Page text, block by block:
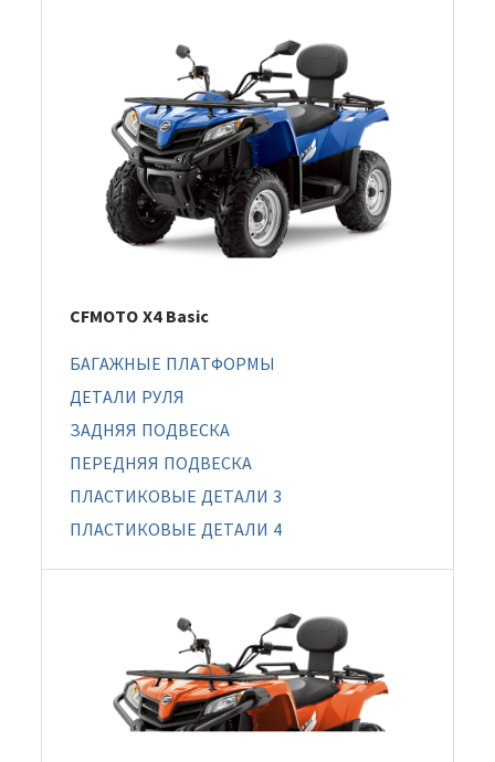
CFMOTO X4 Basic
БАГАЖНЫЕ ПЛАТФОРМЫ
ДЕТАЛИ РУЛЯ
ЗАДНЯЯ ПОДВЕСКА
ПЕРЕДНЯЯ ПОДВЕСКА
ПЛАСТИКОВЫЕ ДЕТАЛИ 3
ПЛАСТИКОВЫЕ ДЕТАЛИ 4